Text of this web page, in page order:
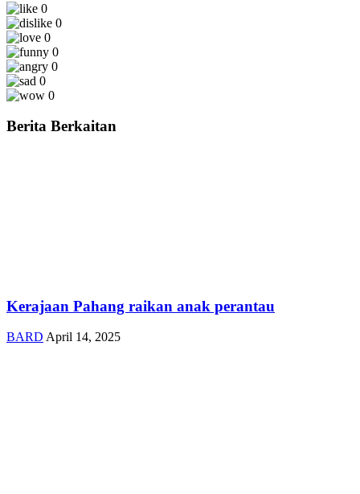
0
0
0
0
0
0
0
Berita Berkaitan
Kerajaan Pahang raikan anak perantau
BARD April 14, 2025